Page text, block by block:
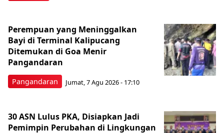
Pangandaran
Perempuan yang Meninggalkan
Bayi di Terminal Kalipucang
Ditemukan di Goa Menir
Pangandaran
Jumat, 7 Agu 2026 - 17:10
30 ASN Lulus PKA, Disiapkan Jadi
Pemimpin Perubahan di Lingkungan